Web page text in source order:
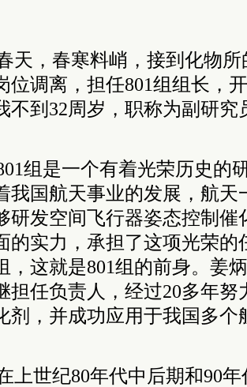
天，春寒料峭，接到化物
位调离，担任801组组长，
不到32周岁，职称为副研究
组是一个有着光荣历史的
我国航天事业的发展，航天
研发空间飞行器姿态控制催
的实力，承担了这项光荣的
，这就是801组的前身。姜
担任负责人，经过20多年努
剂，并成功应用于我国多个
上世纪80年代中后期和90